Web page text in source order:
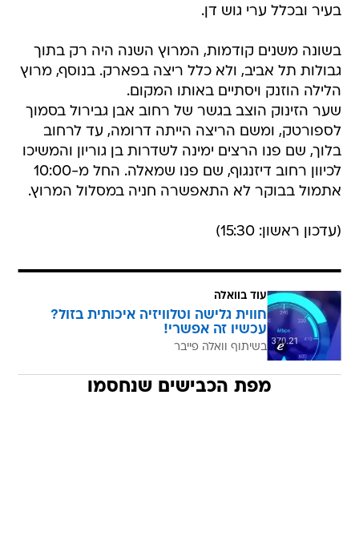
בעיר ובכלל ערי גוש דן.
בשונה משנים קודמות, המרוץ השנה היה רק בתוך
גבולות תל אביב, ולא כלל ריצה בפארק. בנוסף, מרוץ
הלילה הוזנק ויסתיים באותו המקום.
שער הזינוק הוצב בגשר של רחוב אבן גבירול בסמוך
לספורטק, ומשם הריצה הייתה דרומה, עד לרחוב
בלוך, שם פנו הרצים ימינה לשדרות בן גוריון והמשיכו
לכיוון רחוב דיזנגוף, שם פנו שמאלה. החל מ-10:00
אתמול בבוקר לא התאפשרה חניה במסלול המרוץ.
(עדכון ראשון: 15:30)
עוד בוואלה
חווית גלישה וטלוויזיה איכותית בזול?
עכשיו זה אפשרי!
בשיתוף וואלה פייבר
מפת הכבישים שנחסמו